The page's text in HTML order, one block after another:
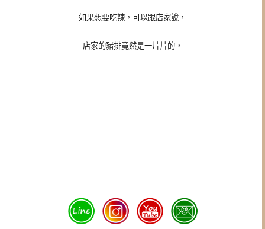
如果想要吃辣，可以跟店家說，
店家的豬排竟然是一片片的，